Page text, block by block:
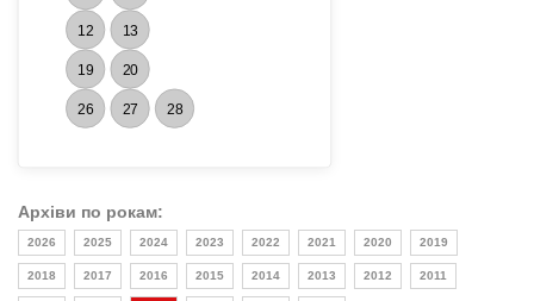
12 13
19 20
26 27 28
Архіви по рокам:
2026 2025 2024 2023 2022 2021 2020 2019
2018 2017 2016 2015 2014 2013 2012 2011